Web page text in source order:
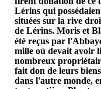
Lérins qui
situées sur la rive
de Lérins. Moris et
été reçus par
mille où devait avoir
nombreux
fait don de leurs
dans l'autre monde,